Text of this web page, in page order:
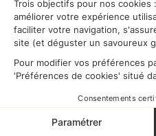
Un sandwich acheté en
à emporter. Il s'agit d'un
destiné à une